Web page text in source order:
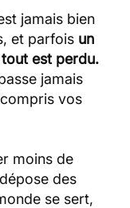
jamais bien
et parfois un
est perdu.
jamais
vos
moins de
des
se sert,